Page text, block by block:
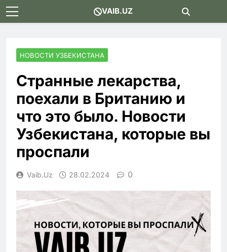
Skip
to
VAIB.UZ
НОВОСТИ УЗБЕКИСТАНА
Странные лекарства,
поехали в Британию и
что это было. Новости
Узбекистана, которые вы
проспали
Vaib.uz 28.02.2024 0